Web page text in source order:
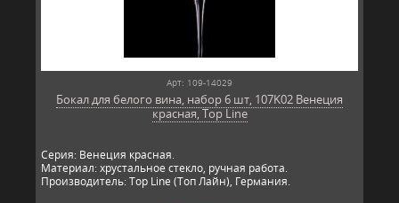
Арт: 109-14029
Бокал для белого вина, набор 6 шт, 107K02 Венеция
красная, Top Line
Серия: Венеция красная.
Материал: хрустальное стекло, ручная работа.
Производитель: Top Line (Топ Лайн), Германия.